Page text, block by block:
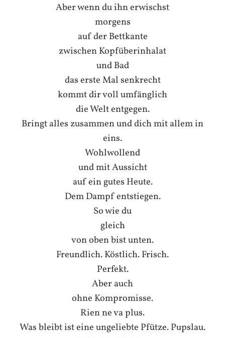
Aber wenn du ihn erwischst
morgens
auf der Bettkante
zwischen Kopfüberinhalat
und Bad
das erste Mal senkrecht
kommt dir voll umfänglich
die Welt entgegen.
Bringt alles zusammen und dich mit allem in
eins.
Wohlwollend
und mit Aussicht
auf ein gutes Heute.
Dem Dampf entstiegen.
So wie du
gleich
von oben bist unten.
Freundlich. Köstlich. Frisch.
Perfekt.
Aber auch
ohne Kompromisse.
Rien ne va plus.
Was bleibt ist eine ungeliebte Pfütze. Pupslau.